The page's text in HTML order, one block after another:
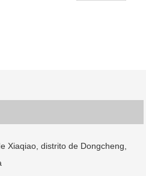
Xiaqiao, distrito de Dongcheng,